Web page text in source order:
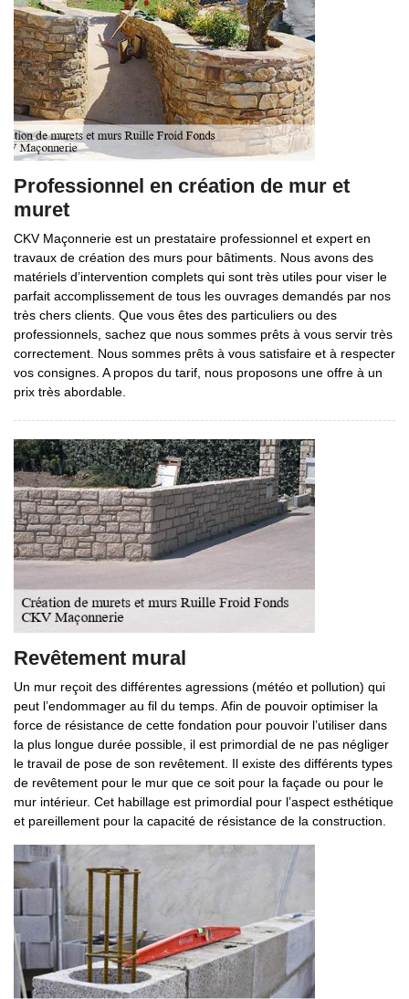
Professionnel en création de mur et
muret
CKV Maçonnerie est un prestataire professionnel et expert en
travaux de création des murs pour bâtiments. Nous avons des
matériels d’intervention complets qui sont très utiles pour viser le
parfait accomplissement de tous les ouvrages demandés par nos
très chers clients. Que vous êtes des particuliers ou des
professionnels, sachez que nous sommes prêts à vous servir très
correctement. Nous sommes prêts à vous satisfaire et à respecter
vos consignes. A propos du tarif, nous proposons une offre à un
prix très abordable.
Revêtement mural
Un mur reçoit des différentes agressions (météo et pollution) qui
peut l’endommager au fil du temps. Afin de pouvoir optimiser la
force de résistance de cette fondation pour pouvoir l’utiliser dans
la plus longue durée possible, il est primordial de ne pas négliger
le travail de pose de son revêtement. Il existe des différents types
de revêtement pour le mur que ce soit pour la façade ou pour le
mur intérieur. Cet habillage est primordial pour l’aspect esthétique
et pareillement pour la capacité de résistance de la construction.